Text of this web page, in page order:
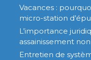
Vacances :
micro-station
L’importance
assainissement
Entretien de